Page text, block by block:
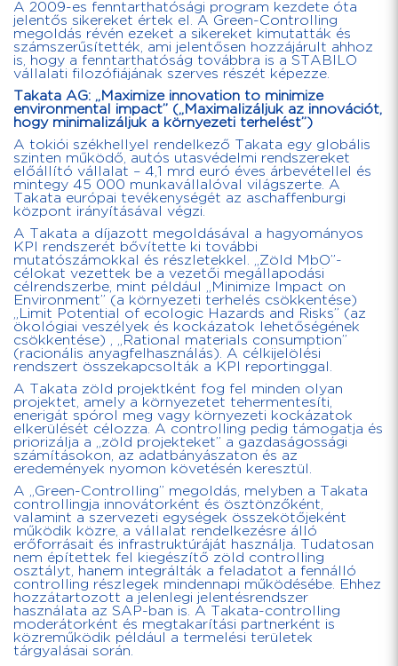
A 2009-es fenntarthatósági program kezdete óta
jelentős sikereket értek el. A Green-Controlling
megoldás révén ezeket a sikereket kimutatták és
számszerűsítették, ami jelentősen hozzájárult ahhoz
is, hogy a fenntarthatóság továbbra is a STABILO
vállalati filozófiájának szerves részét képezze.
Takata AG: „Maximize innovation to minimize
environmental impact” („Maximalizáljuk az innovációt,
hogy minimalizáljuk a környezeti terhelést”)
A tokiói székhellyel rendelkező Takata egy globális
szinten működő, autós utasvédelmi rendszereket
előállító vállalat – 4,1 mrd euró éves árbevétellel és
mintegy 45 000 munkavállalóval világszerte. A
Takata európai tevékenységét az aschaffenburgi
központ irányításával végzi.
A Takata a díjazott megoldásával a hagyományos
KPI rendszerét bővítette ki további
mutatószámokkal és részletekkel. „Zöld MbO”-
célokat vezettek be a vezetői megállapodási
célrendszerbe, mint például „Minimize Impact on
Environment” (a környezeti terhelés csökkentése)
„Limit Potential of ecologic Hazards and Risks” (az
ökológiai veszélyek és kockázatok lehetőségének
csökkentése) , „Rational materials consumption”
(racionális anyagfelhasználás). A célkijelölési
rendszert összekapcsolták a KPI reportinggal.
A Takata zöld projektként fog fel minden olyan
projektet, amely a környezetet tehermentesíti,
enerigát spórol meg vagy környezeti kockázatok
elkerülését célozza. A controlling pedig támogatja és
priorizálja a „zöld projekteket” a gazdaságossági
számításokon, az adatbányászaton és az
eredemények nyomon követésén keresztül.
A „Green-Controlling” megoldás, melyben a Takata
controllingja innovátorként és ösztönzőként,
valamint a szervezeti egységek összekötőjeként
működik közre, a vállalat rendelkezésre álló
erőforrásait és infrastruktúráját használja. Tudatosan
nem építettek fel kiegészítő zöld controlling
osztályt, hanem integrálták a feladatot a fennálló
controlling részlegek mindennapi működésébe. Ehhez
hozzátartozott a jelenlegi jelentésrendszer
használata az SAP-ban is. A Takata-controlling
moderátorként és megtakarítási partnerként is
közreműködik például a termelési területek
tárgyalásai során.